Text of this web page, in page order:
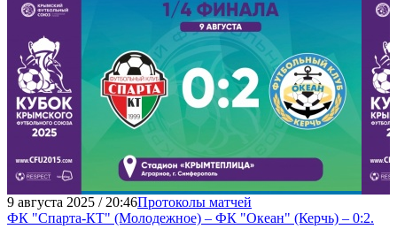
9 августа 2025 / 20:46Протоколы матчей
ФК "Спарта-КТ" (Молодежное) – ФК "Океан" (Керчь) – 0:2.